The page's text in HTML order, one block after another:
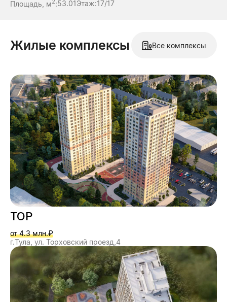
Площадь, м :53.01Этаж:17/17
Жилые комплексы Все комплексы
ТОР
от 4.3 млн.₽
г.Тула, ул. Торховский проезд,4